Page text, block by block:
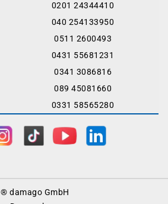
0201 24344410
040 254133950
0511 2600493
0431 55681231
0341 3086816
089 45081660
0331 58565280
® damago GmbH